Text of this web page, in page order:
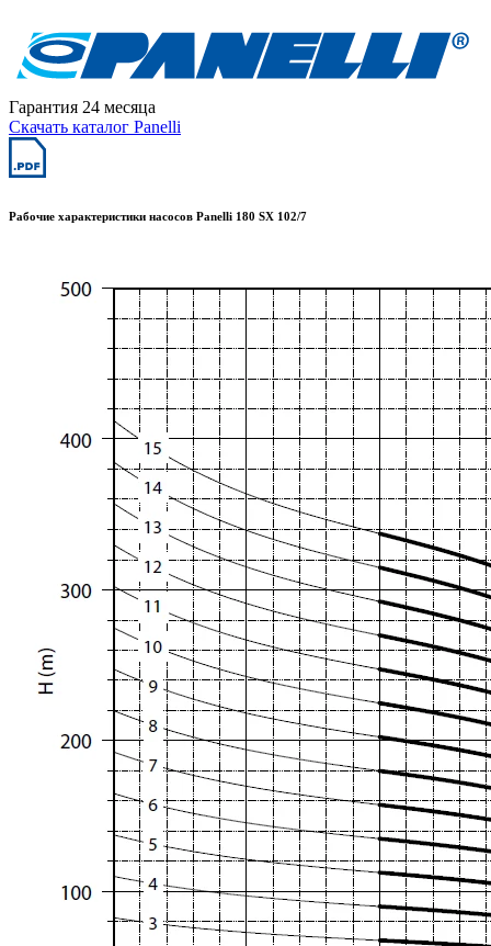
Гарантия 24 месяца
Скачать каталог Panelli
Рабочие характеристики насосов Panelli 180 SX 102/7